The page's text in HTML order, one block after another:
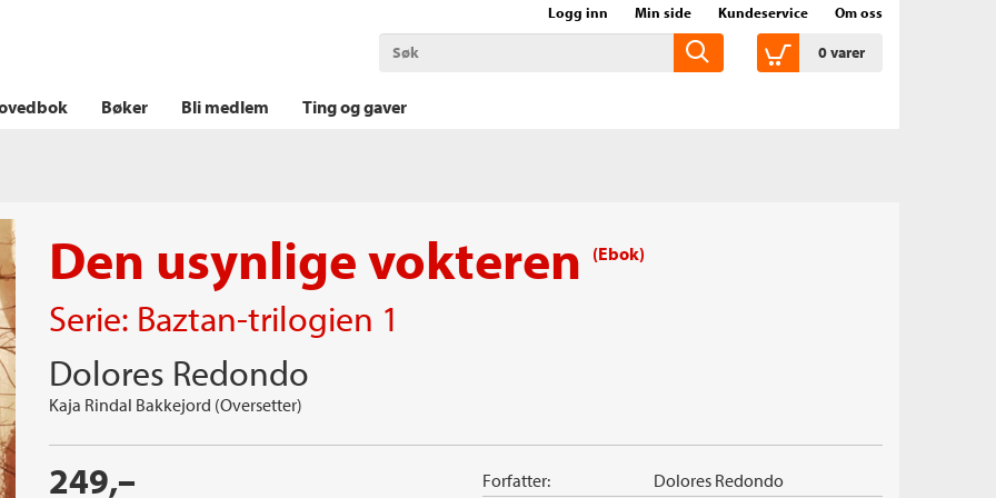
Logg inn Min side Kundeservice Om oss
0varer
Bøker Bli medlem Ting og gaver
Den usynlige vokteren (Ebok)
Serie: Baztan-trilogien 1
Dolores Redondo
Kaja Rindal Bakkejord (Oversetter)
249,– Forfatter: Dolores Redondo